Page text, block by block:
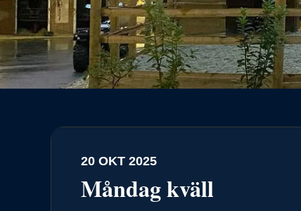
20 OKT 2025
Måndag kväll